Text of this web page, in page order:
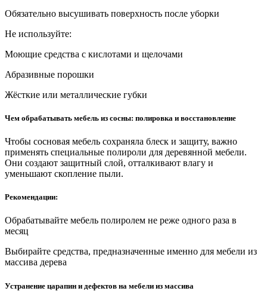
Обязательно высушивать поверхность после уборки
Не используйте:
Моющие средства с кислотами и щелочами
Абразивные порошки
Жёсткие или металлические губки
Чем обрабатывать мебель из сосны: полировка и восстановление
Чтобы сосновая мебель сохраняла блеск и защиту, важно
применять специальные полироли для деревянной мебели.
Они создают защитный слой, отталкивают влагу и
уменьшают скопление пыли.
Рекомендации:
Обрабатывайте мебель полиролем не реже одного раза в
месяц
Выбирайте средства, предназначенные именно для мебели из
массива дерева
Устранение царапин и дефектов на мебели из массива